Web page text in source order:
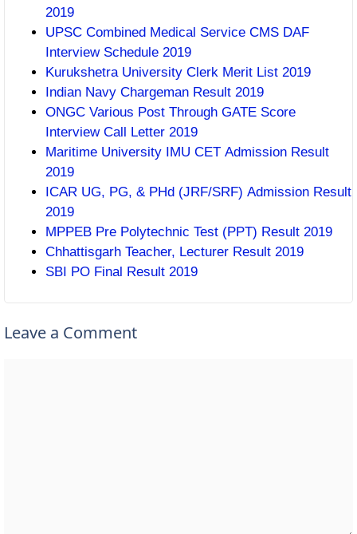
2019
UPSC Combined Medical Service CMS DAF
Interview Schedule 2019
Kurukshetra University Clerk Merit List 2019
Indian Navy Chargeman Result 2019
ONGC Various Post Through GATE Score
Interview Call Letter 2019
Maritime University IMU CET Admission Result
2019
ICAR UG, PG, & PHd (JRF/SRF) Admission Result
2019
MPPEB Pre Polytechnic Test (PPT) Result 2019
Chhattisgarh Teacher, Lecturer Result 2019
SBI PO Final Result 2019
Leave a Comment